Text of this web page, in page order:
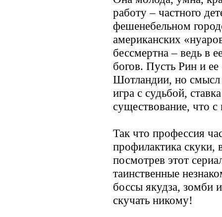
работу – частного
фешенебельном
американских
бессмертна – ведь в
богов. Пусть Рин и
Шотландии, но смысл
игра с судьбой,
существование, что с
Так что профессия
профилактика скуки,
посмотрев этот
таинственные
боссы якудза, зомби
скучать никому!